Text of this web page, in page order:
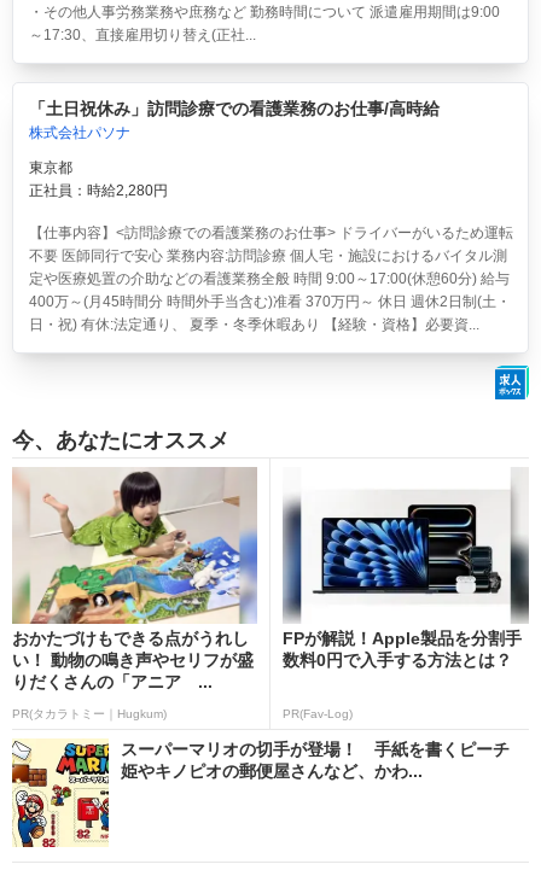
・その他人事労務業務や庶務など 勤務時間について 派遣雇用期間は9:00
～17:30、直接雇用切り替え(正社...
「土日祝休み」訪問診療での看護業務のお仕事/高時給
株式会社パソナ
東京都
正社員：時給2,280円
【仕事内容】<訪問診療での看護業務のお仕事> ドライバーがいるため運転
不要 医師同行で安心 業務内容:訪問診療 個人宅・施設におけるバイタル測
定や医療処置の介助などの看護業務全般 時間 9:00～17:00(休憩60分) 給与
400万～(月45時間分 時間外手当含む)准看 370万円～ 休日 週休2日制(土・
日・祝) 有休:法定通り、 夏季・冬季休暇あり 【経験・資格】必要資...
今、あなたにオススメ
おかたづけもできる点がうれし
い！ 動物の鳴き声やセリフが盛
りだくさんの「アニア ...
PR(タカラトミー｜Hugkum)
FPが解説！Apple製品を分割手
数料0円で入手する方法とは？
PR(Fav-Log)
スーパーマリオの切手が登場！ 手紙を書くピーチ
姫やキノピオの郵便屋さんなど、かわ...